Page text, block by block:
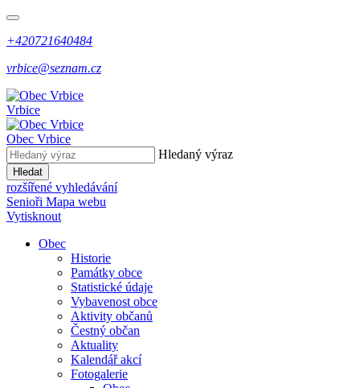
+420721640484
vrbice@seznam.cz
Vrbice
Obec Vrbice
Hledaný výraz
Hledat
rozšířené vyhledávání
Senioři Mapa webu
Vytisknout
Obec
Historie
Památky obce
Statistické údaje
Vybavenost obce
Aktivity občanů
Čestný občan
Aktuality
Kalendář akcí
Fotogalerie